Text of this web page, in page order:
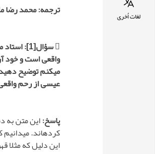
لغات اُخرى
ترجمه: محمد رضا
 سؤال [1] : استاد
واقعی است و خود
می­کنم توضیح
عیسی از رحم
پاسخ:این متن به
کرده­اند. می­دانیم
این دلیل که مثلا